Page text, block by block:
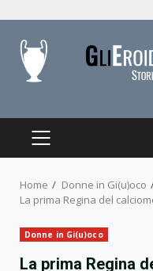
content
PRIMARY
Home
Donne in Gi(u)oco
La prima Regina del
Donne in Gi(u)oco
La prima Regina